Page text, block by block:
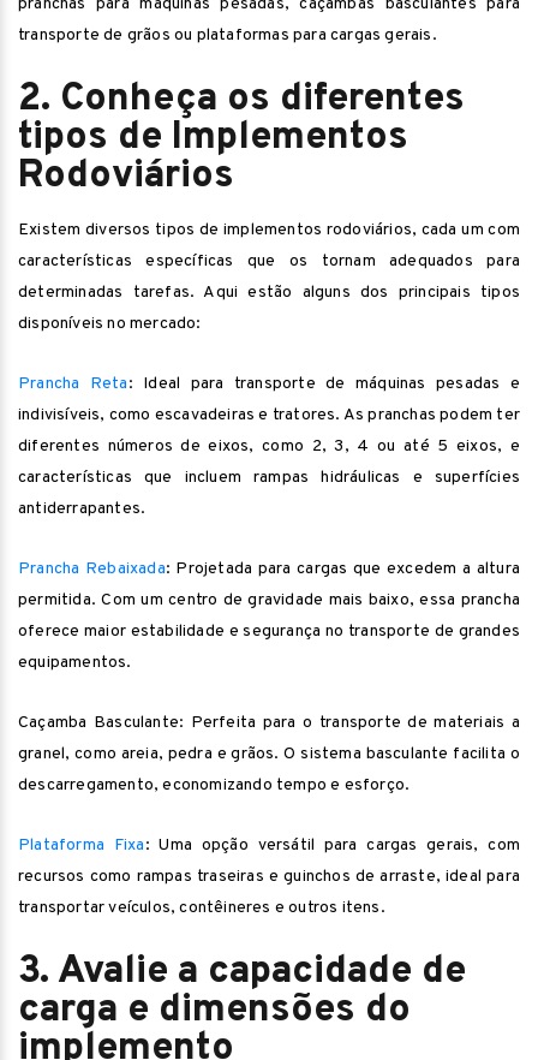
pranchas para máquinas pesadas, caçambas basculantes para
transporte de grãos ou plataformas para cargas gerais.
2. Conheça os diferentes
tipos de Implementos
Rodoviários
Existem diversos tipos de implementos rodoviários, cada um com
características específicas que os tornam adequados para
determinadas tarefas. Aqui estão alguns dos principais tipos
disponíveis no mercado:
Prancha Reta: Ideal para transporte de máquinas pesadas e
indivisíveis, como escavadeiras e tratores. As pranchas podem ter
diferentes números de eixos, como 2, 3, 4 ou até 5 eixos, e
características que incluem rampas hidráulicas e superfícies
antiderrapantes.
Prancha Rebaixada: Projetada para cargas que excedem a altura
permitida. Com um centro de gravidade mais baixo, essa prancha
oferece maior estabilidade e segurança no transporte de grandes
equipamentos.
Caçamba Basculante: Perfeita para o transporte de materiais a
granel, como areia, pedra e grãos. O sistema basculante facilita o
descarregamento, economizando tempo e esforço.
Plataforma Fixa: Uma opção versátil para cargas gerais, com
recursos como rampas traseiras e guinchos de arraste, ideal para
transportar veículos, contêineres e outros itens.
3. Avalie a capacidade de
carga e dimensões do
implemento